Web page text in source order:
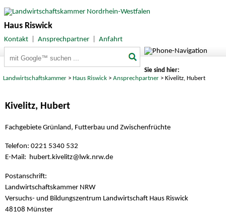
Haus Riswick
Kontakt| Ansprechpartner| Anfahrt
Sie sind hier:
Landwirtschaftskammer > Haus Riswick >Ansprechpartner > Kivelitz, Hubert
Kivelitz, Hubert
Fachgebiete Grünland, Futterbau und Zwischenfrüchte
Telefon: 0221 5340 532
E-Mail: hubert.kivelitz@lwk.nrw.de
Postanschrift:
Landwirtschaftskammer NRW
Versuchs- und Bildungszentrum Landwirtschaft Haus Riswick
48108 Münster